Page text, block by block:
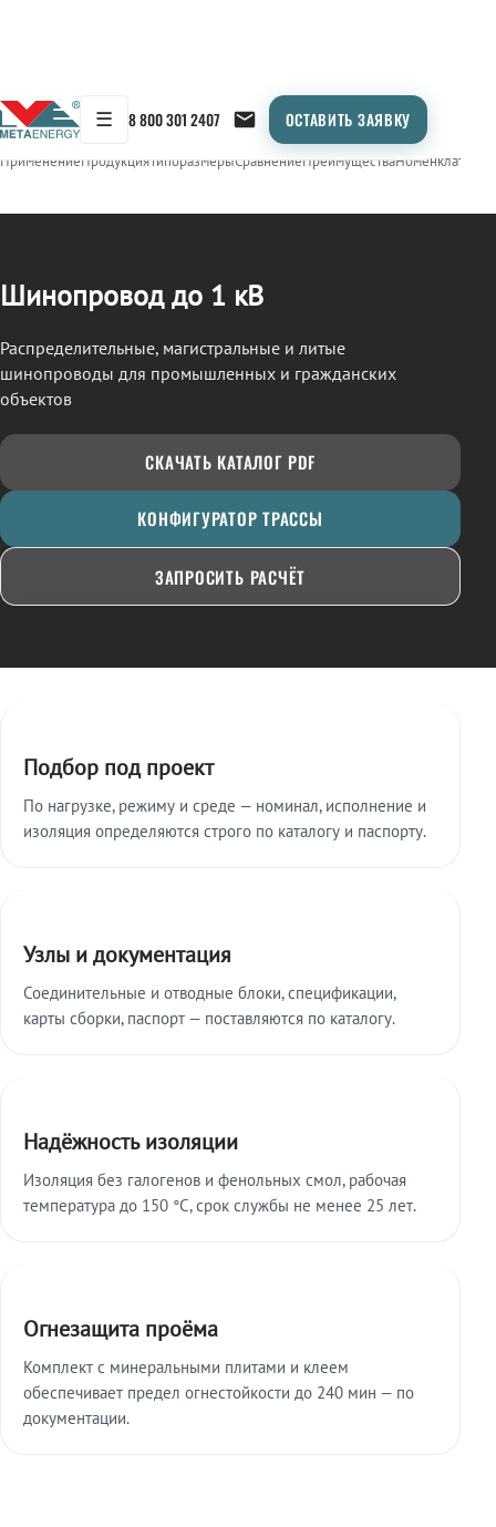
☰ 8 800 301 2407 ОСТАВИТЬ ЗАЯВКУ
← Продукция/ШИНОПРОВОД
ПрименениеПродукцияТипоразмерыСравнениеПреимуществаНоменклатура
Шинопровод до 1 кВ
Распределительные, магистральные и литые
шинопроводы для промышленных и гражданских
объектов
СКАЧАТЬ КАТАЛОГ PDF
КОНФИГУРАТОР ТРАССЫ
ЗАПРОСИТЬ РАСЧЁТ
Подбор под проект
По нагрузке, режиму и среде — номинал, исполнение и
изоляция определяются строго по каталогу и паспорту.
Узлы и документация
Соединительные и отводные блоки, спецификации,
карты сборки, паспорт — поставляются по каталогу.
Надёжность изоляции
Изоляция без галогенов и фенольных смол, рабочая
температура до 150 °C, срок службы не менее 25 лет.
Огнезащита проёма
Комплект с минеральными плитами и клеем
обеспечивает предел огнестойкости до 240 мин — по
документации.